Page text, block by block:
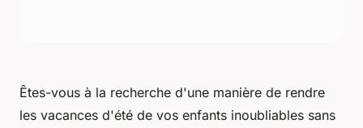
Êtes-vous à la recherche d'une manière de rendre
les vacances d'été de vos enfants inoubliables sans